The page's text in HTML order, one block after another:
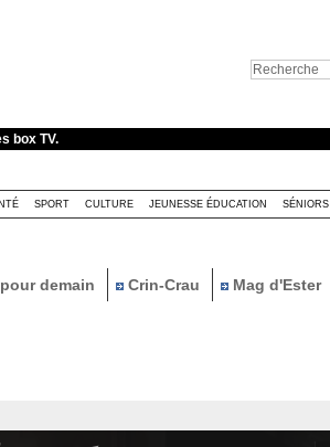
box TV.
SPORT CULTURE JEUNESSE ÉDUCATION SÉNIORS
demain Crin-Crau Mag d'Ester